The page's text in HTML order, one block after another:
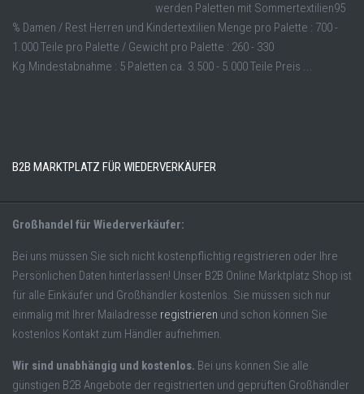
werden Paletten mit Sommertextilien95
% Damen / Rest Herren und Kindertextilien Menge pro Palette : 700 -
1.000 Teile pro Palette / Gewicht pro Palette : 260 - 330
Kg.Mindestabnahme : 5 Paletten ca. 3.500 - 5.000 Teile Preis ...
B2B MARKTPLATZ FÜR WIEDERVERKÄUFER
Großhandel für Wiederverkäufer:
Bei uns müssen Sie sich nicht kostenpflichtig registrieren oder Ihre
Persönlichen Daten hinterlassen! Unser B2B Online Marktplatz Shop ist
für alle Einkäufer und Großhändler kostenlos. Sie müssen sich nur
einmalig mit Ihrer Mailadresse registrieren und schon können Sie
kostenlos Kontakt zum Händler aufnehmen.
Wir sind unabhängig und kostenlos. Bei uns können Sie alle
günstigen B2B Angebote der registrierten und geprüften Großhändler